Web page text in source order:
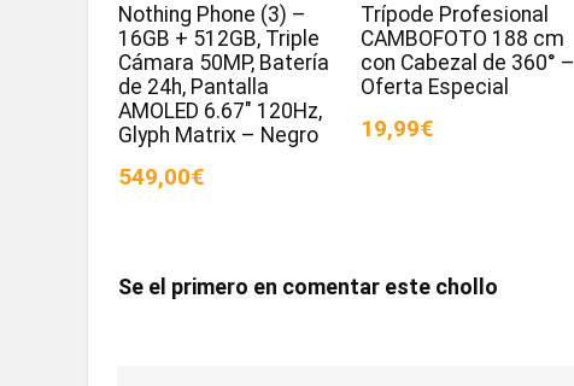
Nothing Phone (3) –
16GB + 512GB, Triple
Cámara 50MP, Batería
de 24h, Pantalla
AMOLED 6.67″ 120Hz,
Glyph Matrix – Negro
549,00€
Trípode Profesional
CAMBOFOTO 188 cm
con Cabezal de 360° –
Oferta Especial
19,99€
Se el primero en comentar este chollo